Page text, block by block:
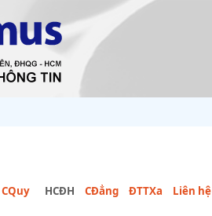
CQuy HCĐH CĐẳng ĐTTXa Liên hệ